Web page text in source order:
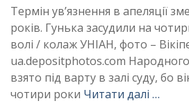
Термін ув’язнення в апеляції
років. Гунька засудили на
волі / колаж УНІАН, фото –
ua.depositphotos.com
взято під варту в залі суду, бо
чотири роки Читати далі …